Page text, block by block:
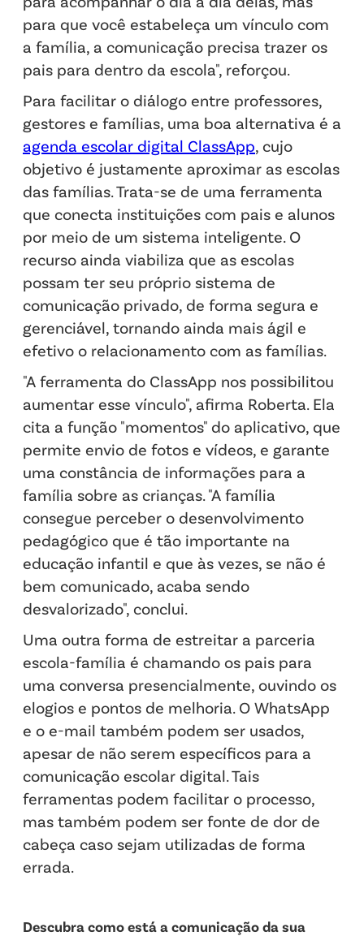
para que você estabeleça um vínculo com
a família, a comunicação precisa trazer os
pais para dentro da escola", reforçou.
Para facilitar o diálogo entre professores,
gestores e famílias, uma boa alternativa é a
agenda escolar digital ClassApp, cujo
objetivo é justamente aproximar as escolas
das famílias. Trata-se de uma ferramenta
que conecta instituições com pais e alunos
por meio de um sistema inteligente. O
recurso ainda viabiliza que as escolas
possam ter seu próprio sistema de
comunicação privado, de forma segura e
gerenciável, tornando ainda mais ágil e
efetivo o relacionamento com as famílias.
"A ferramenta do ClassApp nos possibilitou
aumentar esse vínculo", afirma Roberta. Ela
cita a função "momentos" do aplicativo, que
permite envio de fotos e vídeos, e garante
uma constância de informações para a
família sobre as crianças. "A família
consegue perceber o desenvolvimento
pedagógico que é tão importante na
educação infantil e que às vezes, se não é
bem comunicado, acaba sendo
desvalorizado", conclui.
Uma outra forma de estreitar a parceria
escola-família é chamando os pais para
uma conversa presencialmente, ouvindo os
elogios e pontos de melhoria. O WhatsApp
e o e-mail também podem ser usados,
apesar de não serem específicos para a
comunicação escolar digital. Tais
ferramentas podem facilitar o processo,
mas também podem ser fonte de dor de
cabeça caso sejam utilizadas de forma
errada.
Descubra como está a comunicação da sua